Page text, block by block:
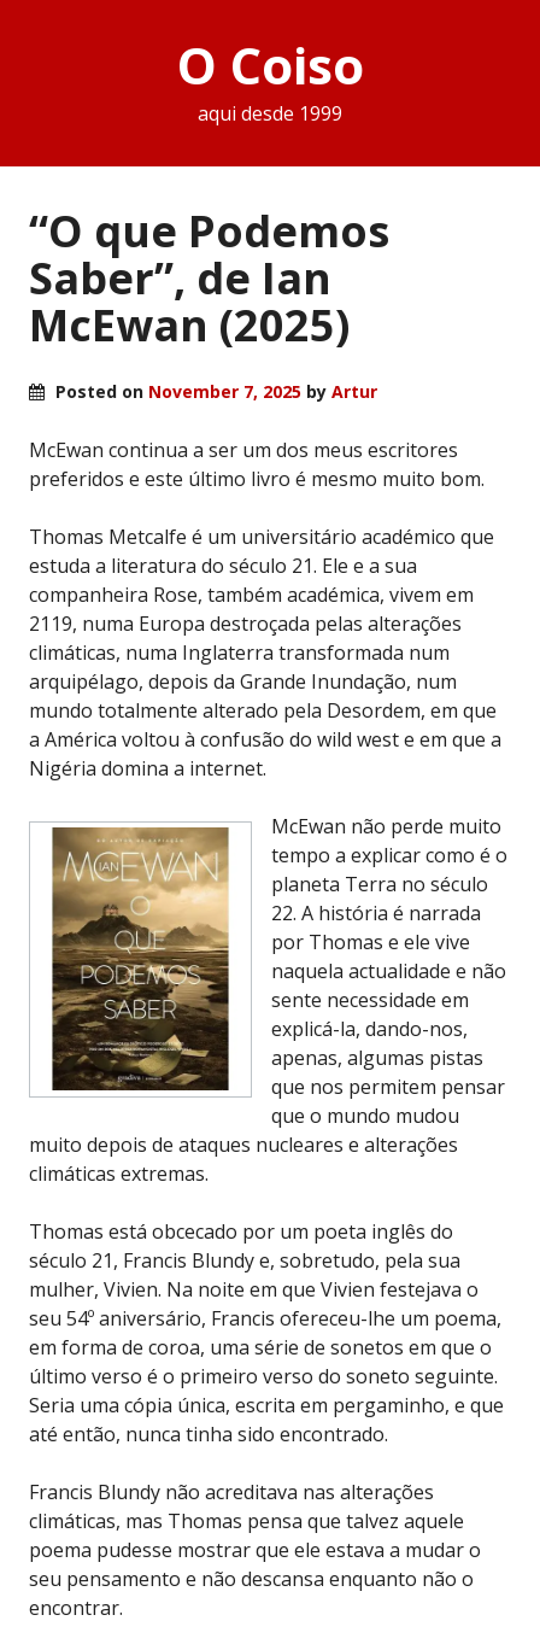
O Coiso
aqui desde 1999
“O que Podemos
Saber”, de Ian
McEwan (2025)
Posted on November 7, 2025 by Artur
McEwan continua a ser um dos meus escritores
preferidos e este último livro é mesmo muito bom.
Thomas Metcalfe é um universitário académico que
estuda a literatura do século 21. Ele e a sua
companheira Rose, também académica, vivem em
2119, numa Europa destroçada pelas alterações
climáticas, numa Inglaterra transformada num
arquipélago, depois da Grande Inundação, num
mundo totalmente alterado pela Desordem, em que
a América voltou à confusão do wild west e em que a
Nigéria domina a internet.
McEwan não perde muito
tempo a explicar como é o
planeta Terra no século
22. A história é narrada
por Thomas e ele vive
naquela actualidade e não
sente necessidade em
explicá-la, dando-nos,
apenas, algumas pistas
que nos permitem pensar
que o mundo mudou
muito depois de ataques nucleares e alterações
climáticas extremas.
Thomas está obcecado por um poeta inglês do
século 21, Francis Blundy e, sobretudo, pela sua
mulher, Vivien. Na noite em que Vivien festejava o
seu 54º aniversário, Francis ofereceu-lhe um poema,
em forma de coroa, uma série de sonetos em que o
último verso é o primeiro verso do soneto seguinte.
Seria uma cópia única, escrita em pergaminho, e que
até então, nunca tinha sido encontrado.
Francis Blundy não acreditava nas alterações
climáticas, mas Thomas pensa que talvez aquele
poema pudesse mostrar que ele estava a mudar o
seu pensamento e não descansa enquanto não o
encontrar.